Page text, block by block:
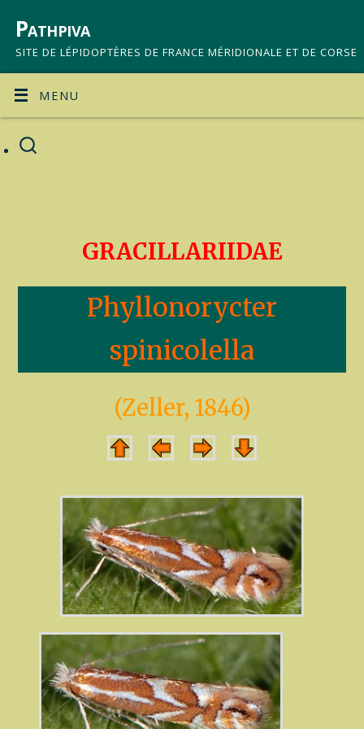
Pathpiva
SITE DE LÉPIDOPTÈRES DE FRANCE MÉRIDIONALE ET DE CORSE
MENU
GRACILLARIIDAE
Phyllonorycter
spinicolella
(Zeller, 1846)